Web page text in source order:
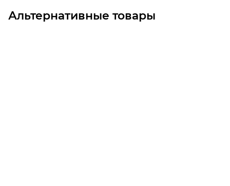
Альтернативные товары